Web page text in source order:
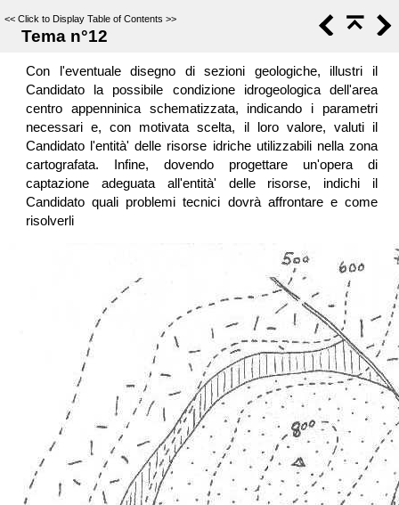
<< Click to Display Table of Contents >>
Tema n°12
Con l'eventuale disegno di sezioni geologiche, illustri il
Candidato la possibile condizione idrogeologica dell'area
centro appenninica schematizzata, indicando i parametri
necessari e, con motivata scelta, il loro valore, valuti il
Candidato l'entità' delle risorse idriche utilizzabili nella zona
cartografata. Infine, dovendo progettare un'opera di
captazione adeguata all'entità' delle risorse, indichi il
Candidato quali problemi tecnici dovrà affrontare e come
risolverli